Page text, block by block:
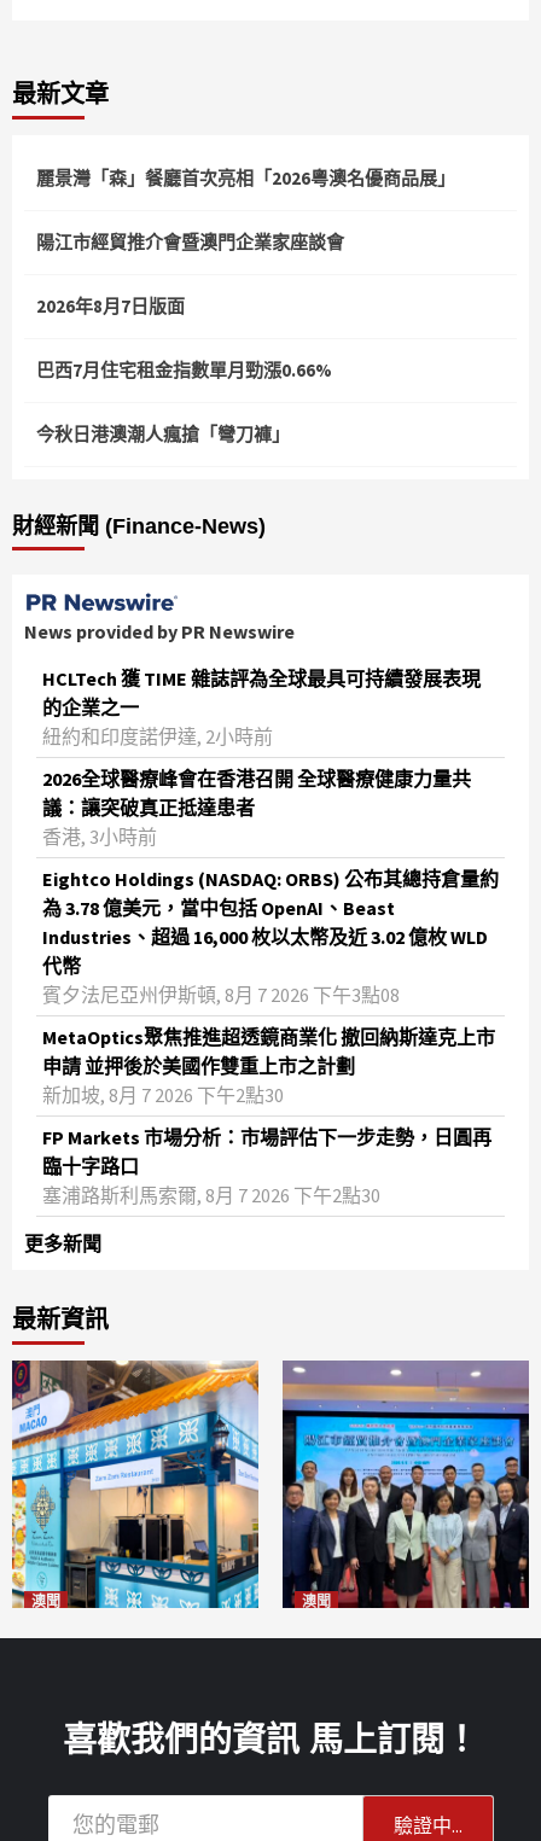
最新文章
麗景灣「森」餐廳首次亮相「2026粵澳名優商品展」
陽江市經貿推介會暨澳門企業家座談會
2026年8月7日版面
巴西7月住宅租金指數單月勁漲0.66%
今秋日港澳潮人瘋搶「彎刀褲」
財經新聞 (Finance-News)
News provided by PR Newswire
HCLTech 獲 TIME 雜誌評為全球最具可持續發展表現
的企業之一
紐約和印度諾伊達, 2小時前
2026全球醫療峰會在香港召開 全球醫療健康力量共
議：讓突破真正抵達患者
香港, 3小時前
Eightco Holdings (NASDAQ: ORBS) 公布其總持倉量約
為 3.78 億美元，當中包括 OpenAI、Beast
Industries、超過 16,000 枚以太幣及近 3.02 億枚 WLD
代幣
賓夕法尼亞州伊斯頓, 8月 7 2026 下午3點08
MetaOptics聚焦推進超透鏡商業化 撤回納斯達克上市
申請 並押後於美國作雙重上市之計劃
新加坡, 8月 7 2026 下午2點30
FP Markets 市場分析：市場評估下一步走勢，日圓再
臨十字路口
塞浦路斯利馬索爾, 8月 7 2026 下午2點30
更多新聞
最新資訊
澳聞 澳聞
喜歡我們的資訊 馬上訂閱！